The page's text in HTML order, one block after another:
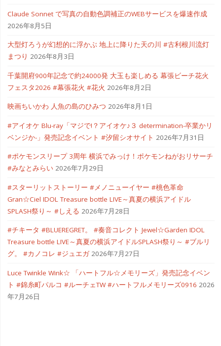
Claude Sonnet で写真の自動色調補正のWEBサービスを爆速作成
2026年8月5日
大型灯ろうが幻想的に浮かぶ 地上に降りた天の川 #古利根川流灯
まつり 2026年8月3日
千葉開府900年記念で約24000発 大玉も楽しめる 幕張ビーチ花火
フェスタ2026 #幕張花火 #花火 2026年8月2日
映画ちいかわ 人魚の島のひみつ 2026年8月1日
#アイオケ Blu-ray「マジで!？アイオケ♪３ determination-卒業かリ
ベンジか-」発売記念イベント #汐留シオサイト 2026年7月31日
#ポケモンスリープ 3周年 横浜でみっけ！ポケモンねがおリサーチ
#みなとみらい 2026年7月29日
#スターリットストーリー #メノニューイヤー #桃色革命
Gran☆Ciel IDOL Treasure bottle LIVE～真夏の横浜アイドル
SPLASH祭り～ #しえる 2026年7月28日
#チキータ #BLUEREGRET。 #奏音コレクト Jewel☆Garden IDOL
Treasure bottle LIVE～真夏の横浜アイドルSPLASH祭り～ #ブルリ
グ。 #カノコレ #ジュエガ 2026年7月27日
Luce Twinkle Wink☆ 「ハートフル☆メモリーズ」発売記念イベン
ト #錦糸町パルコ #ルーチェTW #ハートフルメモリーズ0916 2026
年7月26日